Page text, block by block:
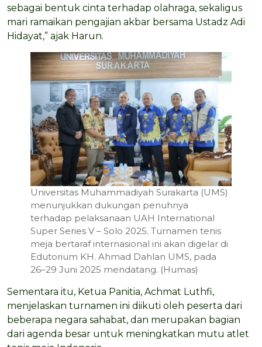
sebagai bentuk cinta terhadap olahraga, sekaligus
mari ramaikan pengajian akbar bersama Ustadz Adi
Hidayat,” ajak Harun.
Universitas Muhammadiyah Surakarta (UMS)
menunjukkan dukungan penuhnya
terhadap pelaksanaan UAH International
Super Series V – Solo 2025. Turnamen tenis
meja bertaraf internasional ini akan digelar di
Edutorium KH. Ahmad Dahlan UMS, pada
26–29 Juni 2025 mendatang. (Humas)
Sementara itu, Ketua Panitia, Achmat Luthfi,
menjelaskan turnamen ini diikuti oleh peserta dari
beberapa negara sahabat, dan merupakan bagian
dari agenda besar untuk meningkatkan mutu atlet